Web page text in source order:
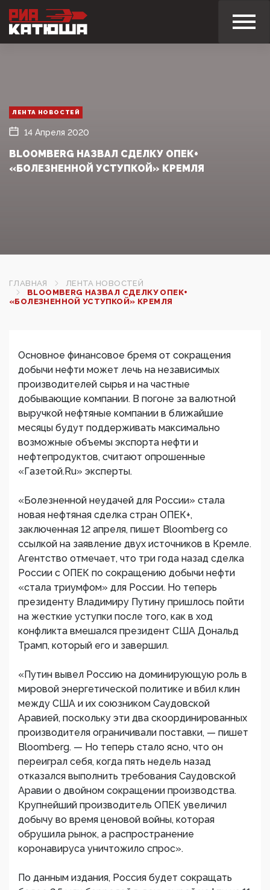
ЛЕНТА НОВОСТЕЙ
14 Апреля 2020
BLOOMBERG НАЗВАЛ СДЕЛКУ ОПЕК+
«БОЛЕЗНЕННОЙ УСТУПКОЙ» КРЕМЛЯ
ГЛАВНАЯ
ЛЕНТА НОВОСТЕЙ
BLOOMBERG НАЗВАЛ СДЕЛКУ ОПЕК+
«БОЛЕЗНЕННОЙ УСТУПКОЙ» КРЕМЛЯ
Основное финансовое бремя от сокращения
добычи нефти может лечь на независимых
производителей сырья и на частные
добывающие компании. В погоне за валютной
выручкой нефтяные компании в ближайшие
месяцы будут поддерживать максимально
возможные объемы экспорта нефти и
нефтепродуктов, считают опрошенные
«Газетой.Ru» эксперты.
«Болезненной неудачей для России» стала
новая нефтяная сделка стран ОПЕК+,
заключенная 12 апреля, пишет Bloomberg со
ссылкой на заявление двух источников в Кремле.
Агентство отмечает, что три года назад сделка
России с ОПЕК по сокращению добычи нефти
«стала триумфом» для России. Но теперь
президенту Владимиру Путину пришлось пойти
на жесткие уступки после того, как в ход
конфликта вмешался президент США Дональд
Трамп, который его и завершил.
«Путин вывел Россию на доминирующую роль в
мировой энергетической политике и вбил клин
между США и их союзником Саудовской
Аравией, поскольку эти два скоординированных
производителя ограничивали поставки, — пишет
Bloomberg. — Но теперь стало ясно, что он
переиграл себя, когда пять недель назад
отказался выполнить требования Саудовской
Аравии о двойном сокращении производства.
Крупнейший производитель ОПЕК увеличил
добычу во время ценовой войны, которая
обрушила рынок, а распространение
коронавируса уничтожило спрос».
По данным издания, Россия будет сокращать